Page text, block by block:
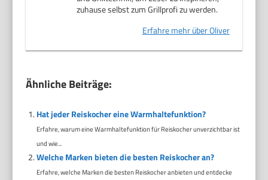
zuhause selbst zum Grillprofi zu werden.
Erfahre mehr über Oliver
Ähnliche Beiträge:
Hat jeder Reiskocher eine Warmhaltefunktion?
Erfahre, warum eine Warmhaltefunktion für Reiskocher unverzichtbar ist
und wie...
Welche Marken bieten die besten Reiskocher an?
Erfahre, welche Marken die besten Reiskocher anbieten und entdecke